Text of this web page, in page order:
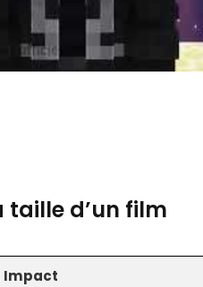
d’un film
Impact